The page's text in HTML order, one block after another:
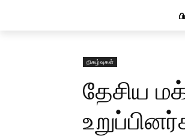
நிகழ்வுகள்
தேசிய